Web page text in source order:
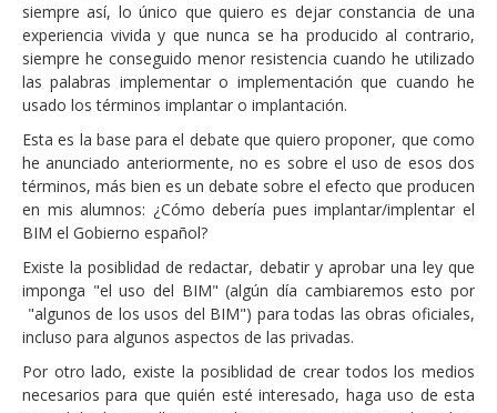
siempre así, lo único que quiero es dejar constancia de una
experiencia vivida y que nunca se ha producido al contrario,
siempre he conseguido menor resistencia cuando he utilizado
las palabras implementar o implementación que cuando he
usado los términos implantar o implantación.
Esta es la base para el debate que quiero proponer, que como
he anunciado anteriormente, no es sobre el uso de esos dos
términos, más bien es un debate sobre el efecto que producen
en mis alumnos: ¿Cómo debería pues implantar/implentar el
BIM el Gobierno español?
Existe la posiblidad de redactar, debatir y aprobar una ley que
imponga "el uso del BIM" (algún día cambiaremos esto por
"algunos de los usos del BIM") para todas las obras oficiales,
incluso para algunos aspectos de las privadas.
Por otro lado, existe la posiblidad de crear todos los medios
necesarios para que quién esté interesado, haga uso de esta